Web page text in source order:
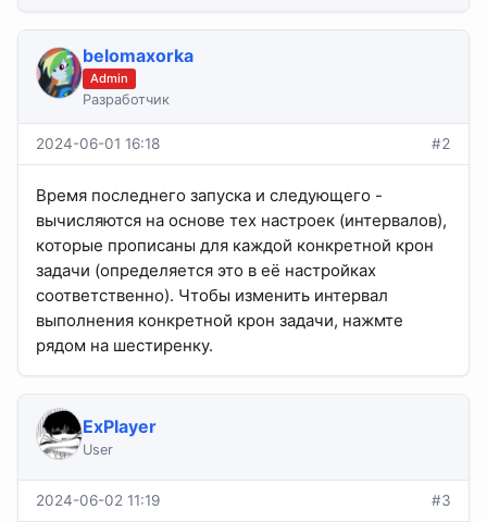
belomaxorka
Admin
Разработчик
2024-06-01 16:18 #2
Время последнего запуска и следующего -
вычисляются на основе тех настроек (интервалов),
которые прописаны для каждой конкретной крон
задачи (определяется это в её настройках
соответственно). Чтобы изменить интервал
выполнения конкретной крон задачи, нажмте
рядом на шестиренку.
ExPlayer
User
2024-06-02 11:19 #3